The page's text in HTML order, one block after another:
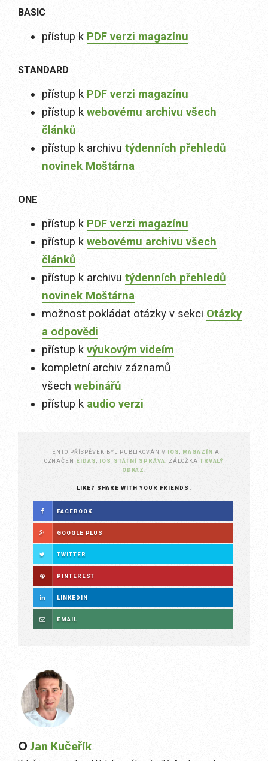
BASIC
přístup k PDF verzi magazínu
STANDARD
přístup k PDF verzi magazínu
přístup k webovému archivu všech
článků
přístup k archivu týdenních přehledů
novinek Moštárna
ONE
přístup k PDF verzi magazínu
přístup k webovému archivu všech
článků
přístup k archivu týdenních přehledů
novinek Moštárna
možnost pokládat otázky v sekci Otázky
a odpovědi
přístup k výukovým videím
kompletní archiv záznamů
všech webinářů
přístup k audio verzi
TENTO PŘÍSPĚVEK BYL PUBLIKOVÁN V IOS MAGAZÍN A
OZNAČEN EIDAS IOS STÁTNÍ SPRÁVA . ZÁLOŽKA TRVALÝ
ODKAZ
LIKE? SHARE WITH YOUR FRIENDS.
FACEBOOK
GOOGLE PLUS
TWITTER
PINTEREST
LINKEDIN
EMAIL
O Jan Kučeřík